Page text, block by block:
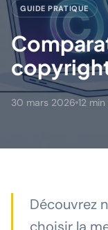
GUIDE PRATIQUE
30 mars 2026 12
Découvrez
choisir la